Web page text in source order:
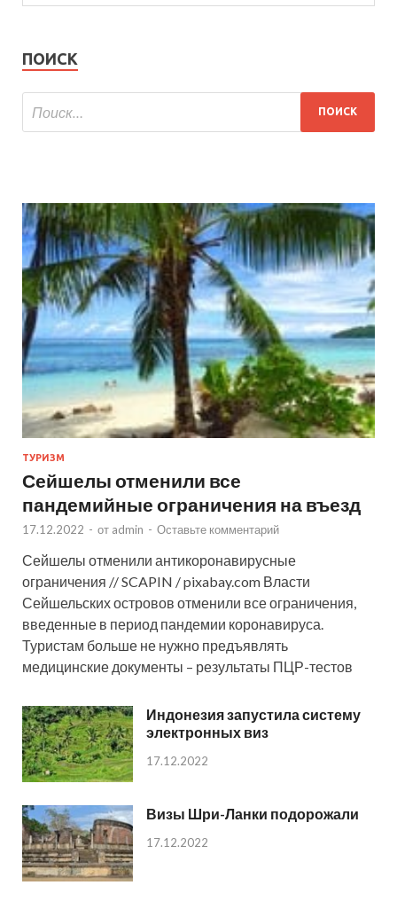
ПОИСК
ТУРИЗМ
Сейшелы отменили все
пандемийные ограничения на въезд
17.12.2022 - от admin - Оставьте комментарий
Сейшелы отменили антикоронавирусные
ограничения // SCAPIN / pixabay.com Власти
Сейшельских островов отменили все ограничения,
введенные в период пандемии коронавируса.
Туристам больше не нужно предъявлять
медицинские документы – результаты ПЦР-тестов
Индонезия запустила систему
электронных виз
17.12.2022
Визы Шри-Ланки подорожали
17.12.2022